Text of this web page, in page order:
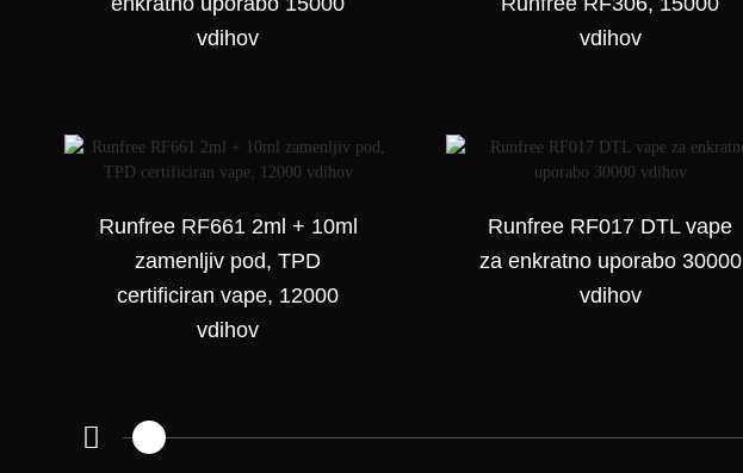
vdihov
vdihov
Runfree RF661 2ml + 10ml
zamenljiv pod, TPD
certificiran vape, 12000
vdihov
Runfree RF017 DTL vape
za enkratno uporabo 30000
vdihov